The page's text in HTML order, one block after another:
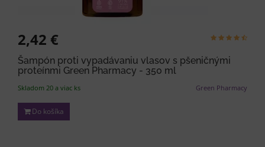
2,42 €
Šampón proti vypadávaniu vlasov s pšeničnými
proteínmi Green Pharmacy - 350 ml
Green Pharmacy
Skladom 20 a viac ks
Do košíka